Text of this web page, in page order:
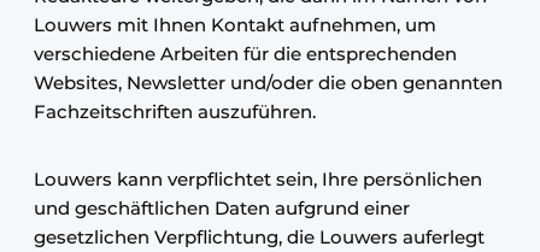
Louwers mit Ihnen Kontakt aufnehmen, um
verschiedene Arbeiten für die entsprechenden
Websites, Newsletter und/oder die oben genannten
Fachzeitschriften auszuführen.
Louwers kann verpflichtet sein, Ihre persönlichen
und geschäftlichen Daten aufgrund einer
gesetzlichen Verpflichtung, die Louwers auferlegt